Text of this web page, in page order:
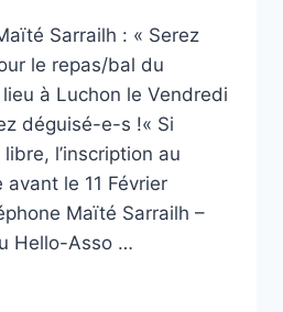
Sarrailh : « Serez
le repas/bal du
à Luchon le Vendredi
déguisé-e-s !« Si
l’inscription au
le 11 Février
Maïté Sarrailh –
Hello-Asso …